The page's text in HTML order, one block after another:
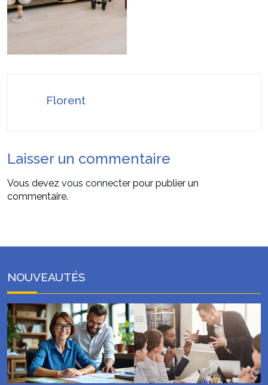
Florent
Laisser un commentaire
Vous devez vous connecter pour publier un
commentaire.
NOUVEAUTÉS